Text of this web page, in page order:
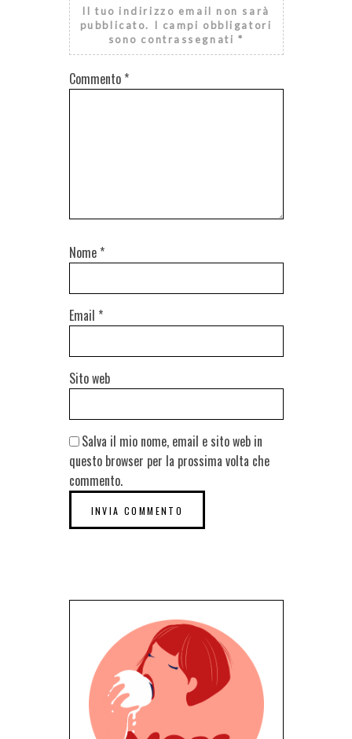
Il tuo indirizzo email non sarà
pubblicato.
I campi obbligatori
sono contrassegnati *
Commento *
Nome *
Email *
Sito web
Salva il mio nome, email e sito web in
questo browser per la prossima volta che
commento.